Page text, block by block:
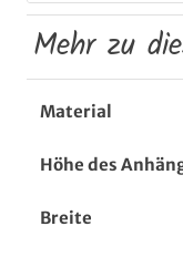
Mehr zu
Material
Höhe des
Breite